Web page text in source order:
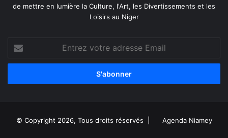
de mettre en lumière la Culture, l'Art, les Divertissements et les
Loisirs au Niger
votre
adresse
© Copyright 2026, Tous droits réservés | Agenda Niamey